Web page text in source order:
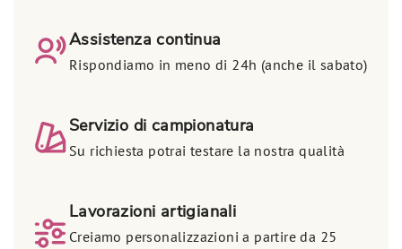
Assistenza continua
Rispondiamo in meno di 24h (anche il sabato)
Servizio di campionatura
Su richiesta potrai testare la nostra qualità
Lavorazioni artigianali
Creiamo personalizzazioni a partire da 25